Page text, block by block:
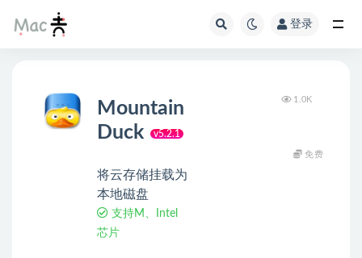
登录
Mountain
Duck
v5.2.1
将云存储挂载为
本地磁盘
支持M、Intel
芯片
1.0K
免费